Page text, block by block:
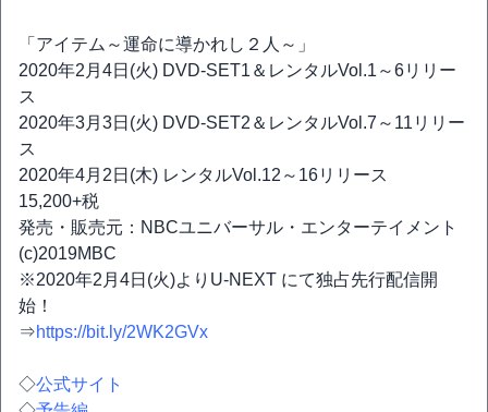
「アイテム～運命に導かれし２人～」
2020年2月4日(火) DVD-SET1＆レンタルVol.1～6リリー
ス
2020年3月3日(火) DVD-SET2＆レンタルVol.7～11リリー
ス
2020年4月2日(木) レンタルVol.12～16リリース
15,200+税
発売・販売元：NBCユニバーサル・エンターテイメント
(c)2019MBC
※2020年2月4日(火)よりU-NEXT にて独占先行配信開
始！
⇒https://bit.ly/2WK2GVx
◇公式サイト